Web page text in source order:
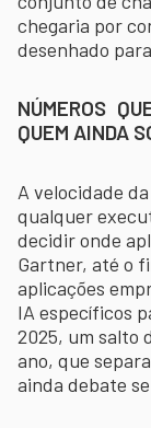
chegaria por
desenhado
NÚMEROS
QUEM AINDA
A velocidade
qualquer
decidir onde
Gartner, até o
aplicações
IA específicos
2025, um salto
ano, que
ainda debate